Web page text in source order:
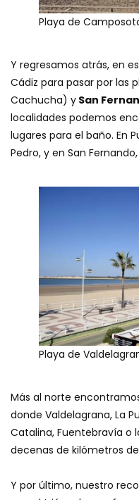
Playa de
Y regresamos atrás, en
Cádiz para pasar por las
Cachucha) y San
localidades podemos
lugares para el baño. En
Pedro, y en San
Playa de
Más al norte
donde Valdelagrana, La
Catalina, Fuentebravía o
decenas de kilómetros
Y por último, nuestro